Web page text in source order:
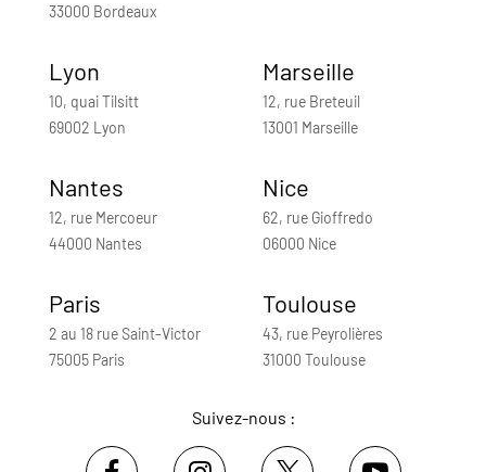
33000 Bordeaux
Lyon
10, quai Tilsitt
69002 Lyon
Marseille
12, rue Breteuil
13001 Marseille
Nantes
12, rue Mercoeur
44000 Nantes
Nice
62, rue Gioffredo
06000 Nice
Paris
2 au 18 rue Saint-Victor
75005 Paris
Toulouse
43, rue Peyrolières
31000 Toulouse
Suivez-nous :